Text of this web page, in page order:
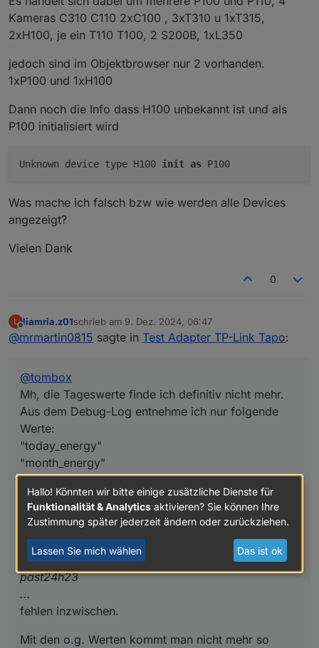
Kameras C310 C110 2xC100 , 3xT310 u 1xT315,
2xH100, je ein T110 T100, 2 S200B, 1xL350
jedoch sind im Objektbrowser nur 2 vorhanden.
1xP100 und 1xH100
Dann noch die Info dass H100 unbekannt ist und als
P100 initialisiert wird
Unknown device type H100 init as
Was mache ich falsch bzw wie werden alle Devices
angezeigt?
Vielen Dank
0
L liamria.z01schrieb am 9. Dez. 2024, 06:47
zuletzt editiert von
@mrmartin0815 sagte in Test Adapter TP-Link Tapo:
@tombox
Mh, die Tageswerte finde ich definitiv nicht mehr.
Aus dem Debug-Log entnehme ich nur folgende
Werte:
"today_energy"
"month_energy"
Die "alten" Werte
past30d30
past30d29
...
past24h24
past24h23
...
fehlen inzwischen.
Mit den o.g. Werten kommt man nicht mehr so
Hallo! Könnten wir bitte einige zusätzliche Dienste für
Funktionalität & Analytics aktivieren? Sie können Ihre
Zustimmung später jederzeit ändern oder zurückziehen.
Lassen Sie mich wählen Das ist ok